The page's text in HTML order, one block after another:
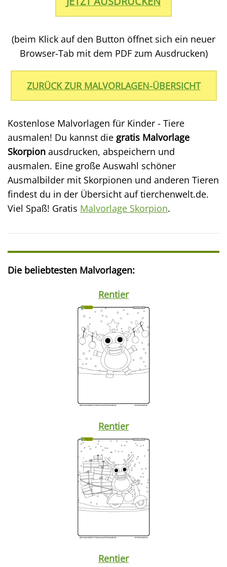
(beim Klick auf den Button öffnet sich ein neuer
Browser-Tab mit dem PDF zum Ausdrucken)
ZURÜCK ZUR MALVORLAGEN-ÜBERSICHT
Kostenlose Malvorlagen für Kinder - Tiere
ausmalen! Du kannst die gratis Malvorlage
Skorpion ausdrucken, abspeichern und
ausmalen. Eine große Auswahl schöner
Ausmalbilder mit Skorpionen und anderen Tieren
findest du in der Übersicht auf tierchenwelt.de.
Viel Spaß! Gratis Malvorlage Skorpion.
Die beliebtesten Malvorlagen:
Rentier
Rentier
Rentier